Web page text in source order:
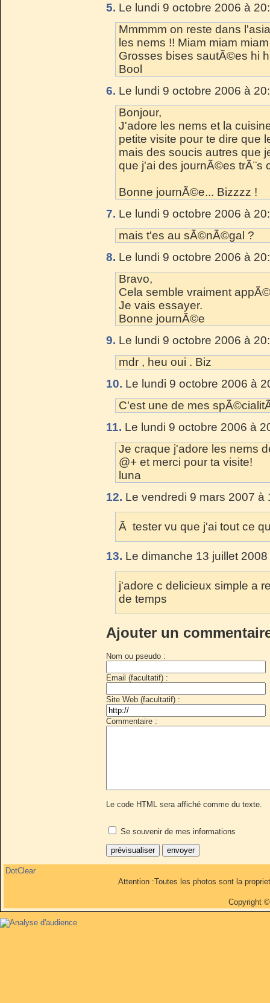
5. Le lundi 9 octobre 2006 à
Mmmmm on reste dans
les nems !! Miam miam
Grosses bises sautÃ©es hi
Bool
6. Le lundi 9 octobre 2006 à
Bonjour,
J'adore les nems et la
petite visite pour te dire que
mais des soucis autres que
que j'ai des journÃ©es trÃ¨s
Bonne journÃ©e... Bizzzz !
7. Le lundi 9 octobre 2006 à
mais t'es au sÃ©nÃ©gal ?
8. Le lundi 9 octobre 2006 à
Bravo,
Cela semble vraiment
Je vais essayer.
Bonne journÃ©e
9. Le lundi 9 octobre 2006 à
mdr , heu oui . Biz
10. Le lundi 9 octobre 2006 à
C'est une de mes
11. Le lundi 9 octobre 2006 à
Je craque j'adore les nems
@+ et merci pour ta visite!
luna
12. Le vendredi 9 mars 2007 à
Ã tester vu que j'ai tout ce
13. Le dimanche 13 juillet
j'adore c delicieux simple a
de temps
Ajouter un
Nom ou pseudo :
Email (facultatif) :
Site Web (facultatif) :
Commentaire :
Le code HTML sera affiché comme du texte.
Se souvenir de mes informations
DotClear
Attention :Toutes les photos sont la
Copyright